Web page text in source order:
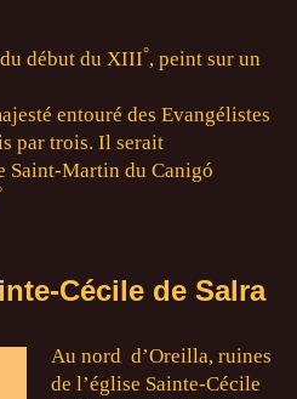
début du XIII°, peint sur un
entouré des Evangélistes
par trois. Il serait
Saint-Martin du Canigó
Cécile de Salra
Au nord d’Oreilla, ruines
de l’église Sainte-Cécile